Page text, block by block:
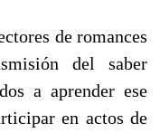
de romances
del saber
a aprender ese
en actos de